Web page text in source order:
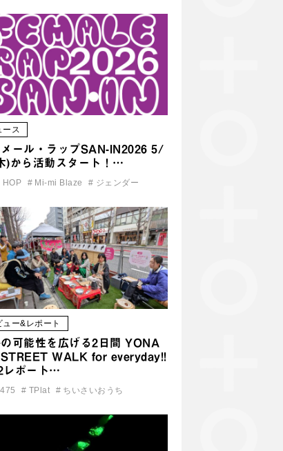
ース
メール・ラップSAN-IN2026 5/
)から活動スタート！…
HOP # Mi-mi Blaze # ジェンダー
ュー&レポート
可能性を広げる2日間 YONA
WALK for everyday!!
レポート…
# TPlat # ちいさいおうち